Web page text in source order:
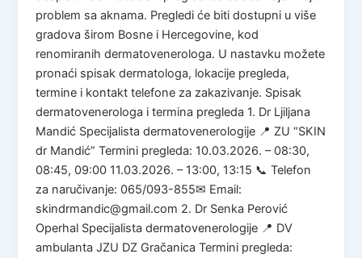
problem sa aknama. Pregledi će biti dostupni u više
gradova širom Bosne i Hercegovine, kod
renomiranih dermatovenerologa. U nastavku možete
pronaći spisak dermatologa, lokacije pregleda,
termine i kontakt telefone za zakazivanje. Spisak
dermatovenerologa i termina pregleda 1. Dr Ljiljana
Mandić Specijalista dermatovenerologije 📍 ZU “SKIN
dr Mandić” Termini pregleda: 10.03.2026. – 08:30,
08:45, 09:00 11.03.2026. – 13:00, 13:15 📞 Telefon
za naručivanje: 065/093-855✉ Email:
skindrmandic@gmail.com 2. Dr Senka Perović
Operhal Specijalista dermatovenerologije 📍 DV
ambulanta JZU DZ Gračanica Termini pregleda: